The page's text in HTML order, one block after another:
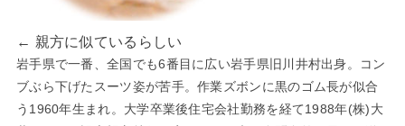
← 親方に似ているらしい
岩手県で一番、全国でも6番目に広い岩手県旧川井村出身。コン
ブぶら下げたスーツ姿が苦手。作業ズボンに黒のゴム長が似合
う1960年生まれ。大学卒業後住宅会社勤務を経て1988年(株)大